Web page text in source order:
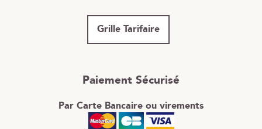
Grille Tarifaire
Paiement Sécurisé
Par Carte Bancaire ou virements